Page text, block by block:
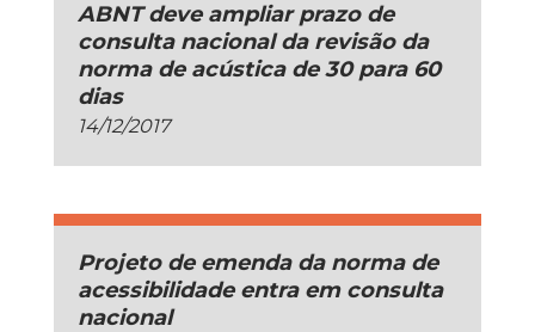
ABNT deve ampliar prazo de
consulta nacional da revisão da
norma de acústica de 30 para 60
dias
14/12/2017
Projeto de emenda da norma de
acessibilidade entra em consulta
nacional